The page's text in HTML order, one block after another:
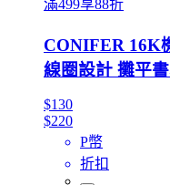
滿499享88折
CONIFER 16K
線圈設計 攤平
$130
$220
P幣
折扣